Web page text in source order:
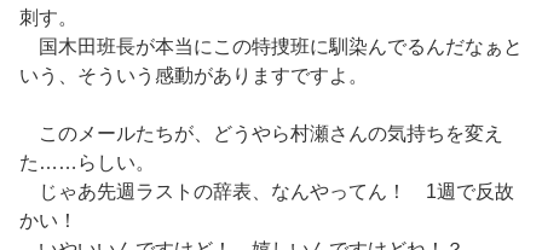
刺す。
国木田班長が本当にこの特捜班に馴染んでるんだなぁと
いう、そういう感動がありますですよ。
このメールたちが、どうやら村瀬さんの気持ちを変え
た……らしい。
じゃあ先週ラストの辞表、なんやってん！ 1週で反故
かい！